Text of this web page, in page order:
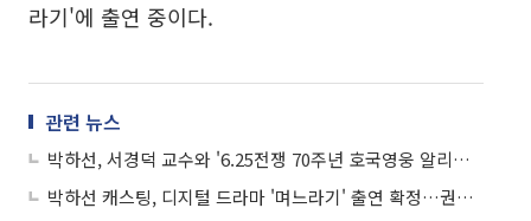
라기'에 출연 중이다.
관련 뉴스
박하선, 서경덕 교수와 '6.25전쟁 70주년 호국영웅 알리기 캠페인' 진행…"오금손 대위, 잊지마세요"
박하선 캐스팅, 디지털 드라마 '며느라기' 출연 확정…권율·문희경과 호흡